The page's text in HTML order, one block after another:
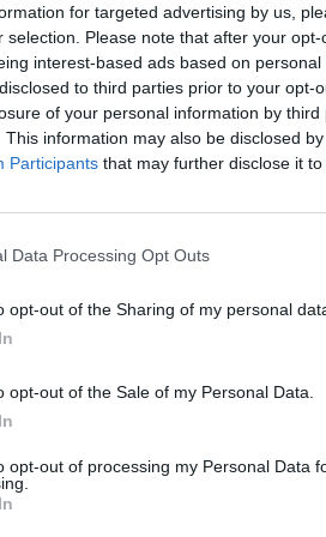
for targeted advertising by us,
selection. Please note that after your
interest-based ads based on
to third parties prior to your opt-
of your personal information by third
This information may also be disclosed
Participants that may further disclose it
Data Processing Opt Outs
opt-out of the Sharing of my personal
opt-out of the Sale of my Personal Data.
opt-out of processing my Personal Data
εξειδικευμένων επιστημονικών
υλικού, οι μαθητές
στον δρόμο. Παράλληλα,
είναι υπόθεση όλων μας και